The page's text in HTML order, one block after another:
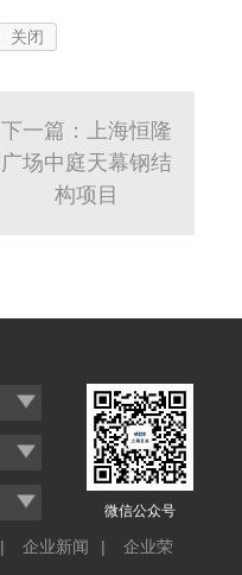
关闭
下一篇：上海恒隆
广场中庭天幕钢结
构项目
| 企业新闻 |
企业荣
微信公众号